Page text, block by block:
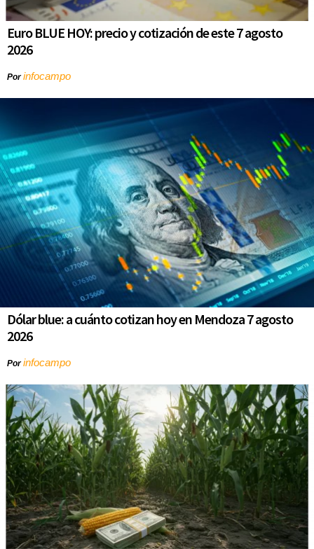
Euro BLUE HOY: precio y cotización de este 7 agosto
2026
Porinfocampo
Dólar blue: a cuánto cotizan hoy en Mendoza 7 agosto
2026
Porinfocampo